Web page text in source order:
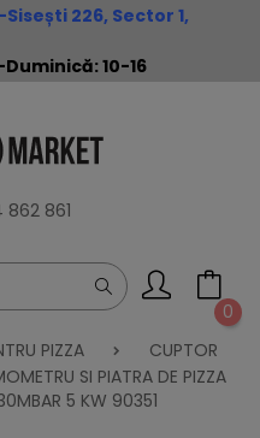
226, Sector 1,
10-16
862 861
0
PIZZA
CUPTOR
SI PIATRA DE PIZZA
5 KW 90351